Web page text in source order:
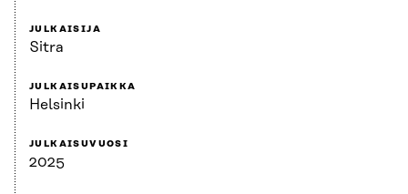
JULKAISIJA
Sitra
JULKAISUPAIKKA
Helsinki
JULKAISUVUOSI
2025